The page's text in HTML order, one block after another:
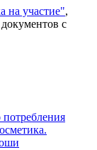
на участие",
с